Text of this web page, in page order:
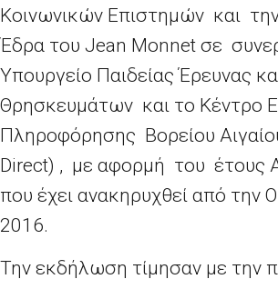
Κοινωνικών Επιστημών και
Έδρα του Jean Monnet σε
Υπουργείο Παιδείας Έρευνας
Θρησκευμάτων και το Κέντρο
Πληροφόρησης Βορείου
Direct) , με αφορμή του έτους
που έχει ανακηρυχθεί από την
2016.
Την εκδήλωση τίμησαν με την